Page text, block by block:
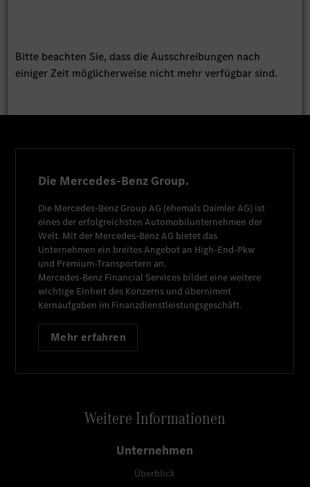
Bitte beachten Sie, dass die Ausschreibungen nach
einiger Zeit möglicherweise nicht mehr verfügbar sind.
Die Mercedes-Benz Group.
Die Mercedes-Benz Group AG (ehemals Daimler AG) ist
eines der erfolgreichsten Automobilunternehmen der
Welt. Mit der Mercedes-Benz AG bietet das
Unternehmen ein breites Angebot an High-End-Pkw
und Premium-Transportern an.
Mercedes-Benz Financial Services bildet eine weitere
wichtige Einheit des Konzerns und übernimmt
Kernaufgaben im Finanzdienstleistungsgeschäft.
Mehr erfahren
Weitere Informationen
Unternehmen
Überblick